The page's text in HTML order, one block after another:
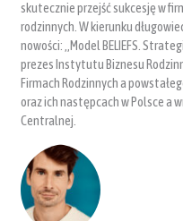
skutecznie przejść sukcesję w
rodzinnych. W kierunku
nowości: „Model BELIEFS.
prezes Instytutu Biznesu
Firmach Rodzinnych a
oraz ich następcach w Polsce a
Centralnej.